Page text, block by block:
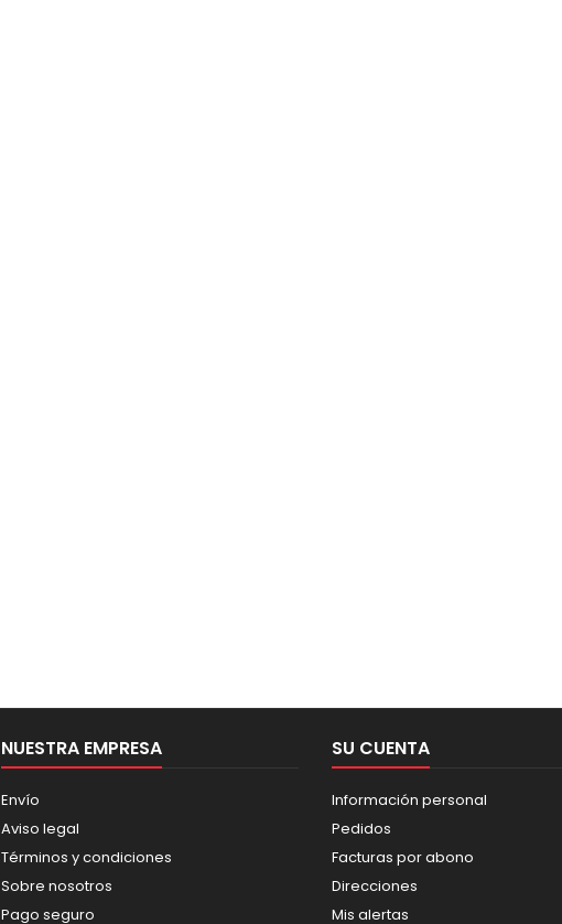
NUESTRA EMPRESA
Envío
Aviso legal
Términos y condiciones
Sobre nosotros
Pago seguro
SU CUENTA
Información personal
Pedidos
Facturas por abono
Direcciones
Mis alertas